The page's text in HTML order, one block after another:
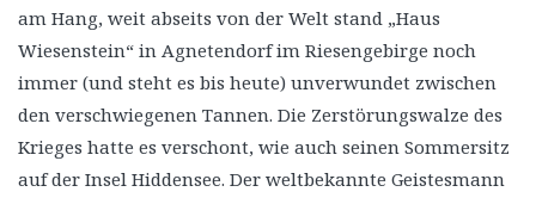
am Hang, weit abseits von der Welt stand „Haus
Wiesenstein“ in Agnetendorf im Riesengebirge noch
immer (und steht es bis heute) unverwundet zwischen
den verschwiegenen Tannen. Die Zerstörungswalze des
Krieges hatte es verschont, wie auch seinen Sommersitz
auf der Insel Hiddensee. Der weltbekannte Geistesmann